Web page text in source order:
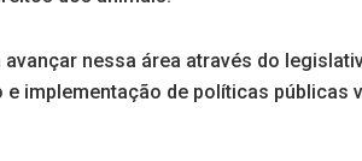
nessa área através do
implementação de políticas públicas